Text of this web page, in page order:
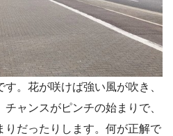
。花が咲けば強い風が吹き、
ャンスがピンチの始まりで、
りだったりします。何が正解で